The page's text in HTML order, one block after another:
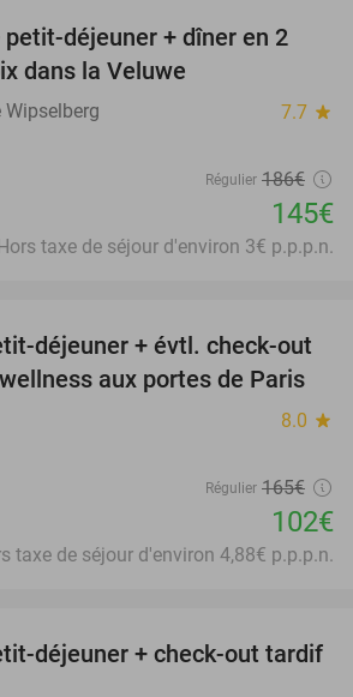
22%
déjeuner + dîner en 2
dans la Veluwe
Wipselberg 7.7 star
Régulier 186€
145€
Hors taxe de séjour d'environ 3€ p.p.p.n.
38%
déjeuner + évtl. check-out
aux portes de Paris
8.0 star
Régulier 165€
102€
taxe de séjour d'environ 4,88€ p.p.p.n.
déjeuner + check-out tardif